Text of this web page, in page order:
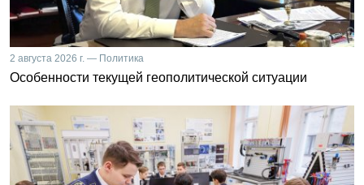
2 августа 2026 г. — Политика
Особенности текущей геополитической ситуации